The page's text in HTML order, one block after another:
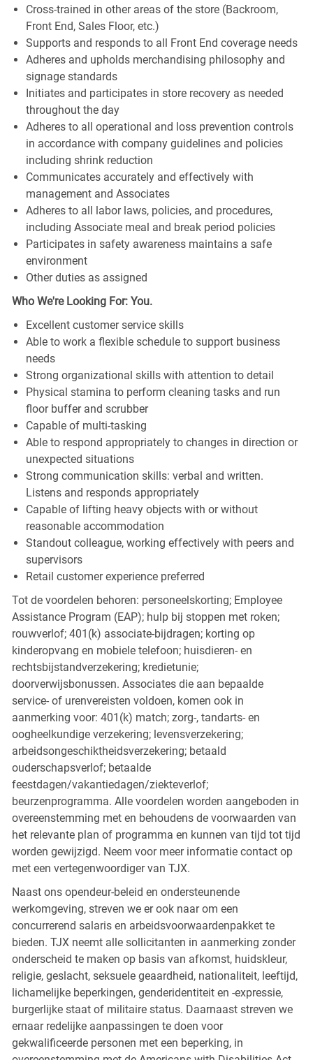
Cross-trained in other areas of the store (Backroom,
Front End, Sales Floor, etc.)
Supports and responds to all Front End coverage needs
Adheres and upholds merchandising philosophy and
signage standards
Initiates and participates in store recovery as needed
throughout the day
Adheres to all operational and loss prevention controls
in accordance with company guidelines and policies
including shrink reduction
Communicates accurately and effectively with
management and Associates
Adheres to all labor laws, policies, and procedures,
including Associate meal and break period policies
Participates in safety awareness maintains a safe
environment
Other duties as assigned
Who We're Looking For: You.
Excellent customer service skills
Able to work a flexible schedule to support business
needs
Strong organizational skills with attention to detail
Physical stamina to perform cleaning tasks and run
floor buffer and scrubber
Capable of multi-tasking
Able to respond appropriately to changes in direction or
unexpected situations
Strong communication skills: verbal and written.
Listens and responds appropriately
Capable of lifting heavy objects with or without
reasonable accommodation
Standout colleague, working effectively with peers and
supervisors
Retail customer experience preferred
Tot de voordelen behoren: personeelskorting; Employee
Assistance Program (EAP); hulp bij stoppen met roken;
rouwverlof; 401(k) associate-bijdragen; korting op
kinderopvang en mobiele telefoon; huisdieren- en
rechtsbijstandverzekering; kredietunie;
doorverwijsbonussen. Associates die aan bepaalde
service- of urenvereisten voldoen, komen ook in
aanmerking voor: 401(k) match; zorg-, tandarts- en
oogheelkundige verzekering; levensverzekering;
arbeidsongeschiktheidsverzekering; betaald
ouderschapsverlof; betaalde
feestdagen/vakantiedagen/ziekteverlof;
beurzenprogramma. Alle voordelen worden aangeboden in
overeenstemming met en behoudens de voorwaarden van
het relevante plan of programma en kunnen van tijd tot tijd
worden gewijzigd. Neem voor meer informatie contact op
met een vertegenwoordiger van TJX.
Naast ons opendeur-beleid en ondersteunende
werkomgeving, streven we er ook naar om een
concurrerend salaris en arbeidsvoorwaardenpakket te
bieden. TJX neemt alle sollicitanten in aanmerking zonder
onderscheid te maken op basis van afkomst, huidskleur,
religie, geslacht, seksuele geaardheid, nationaliteit, leeftijd,
lichamelijke beperkingen, genderidentiteit en -expressie,
burgerlijke staat of militaire status. Daarnaast streven we
ernaar redelijke aanpassingen te doen voor
gekwalificeerde personen met een beperking, in